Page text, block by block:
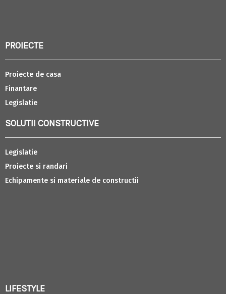
PROIECTE
Proiecte de casa
Finantare
Legislatie
SOLUTII CONSTRUCTIVE
Legislatie
Proiecte si randari
Echipamente si materiale de constructii
LIFESTYLE